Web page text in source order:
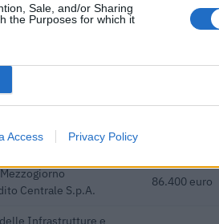
Sale, and/or Sharing
the Purposes for which it
Access Privacy Policy
643 euro
Centrale S.p.A.
Centrale S.p.A.
Centrale S.p.A.
86.400 euro
Infrastrutture e